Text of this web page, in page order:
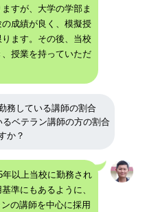
すが、大学の学部ま
成績が良く、模擬授
ます。その後、当校
授業を持っていただ
務している講師の割合
ベテラン講師の方の割合
か？
以上当校に勤務され
準にもあるように、
の講師を中心に採用